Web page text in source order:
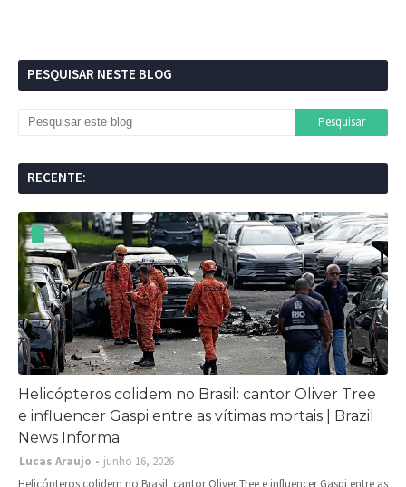
PESQUISAR NESTE BLOG
RECENTE:
Helicópteros colidem no Brasil: cantor Oliver Tree
e influencer Gaspi entre as vítimas mortais | Brazil
News Informa
Lucas Araujo
junho 16, 2026
Helicópteros colidem no Brasil: cantor Oliver Tree e influencer Gaspi entre as